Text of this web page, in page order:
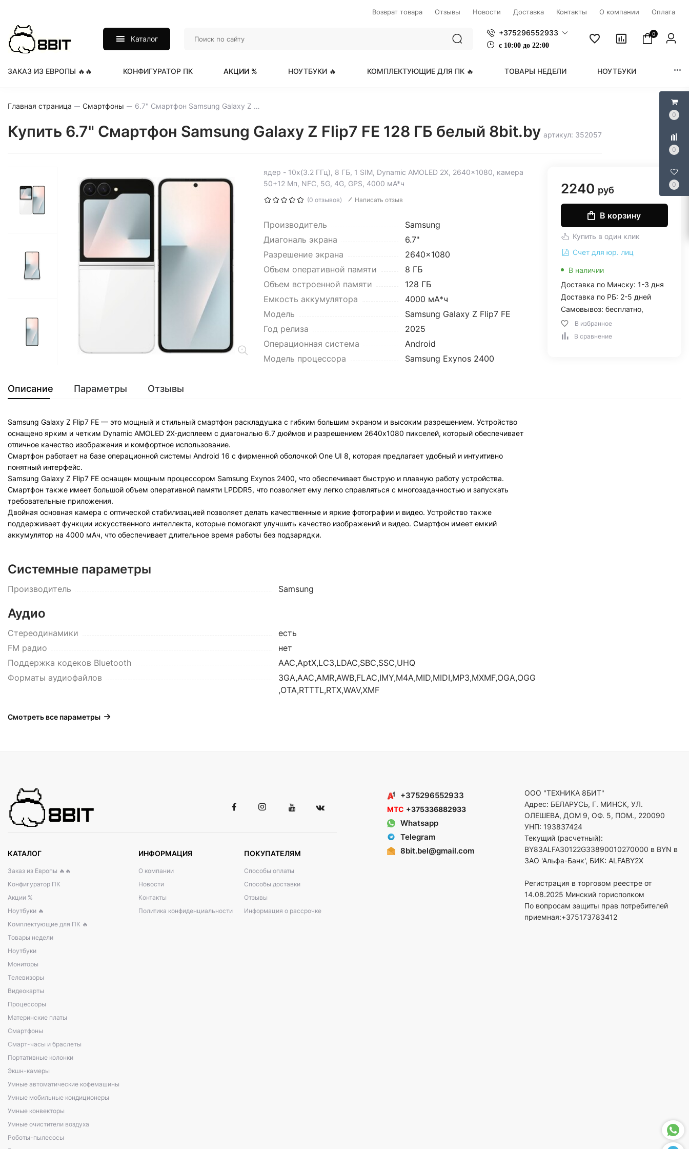
0
0
0
Возврат товара Отзывы Новости Доставка Контакты О компании Оплата
Каталог
+375296552933
с 1 0:00 до 22:00
0
ЗАКАЗ ИЗ ЕВРОПЫ 🔥🔥 КОНФИГУРАТОР ПК АКЦИИ % НОУТБУКИ 🔥 КОМПЛЕКТУЮЩИЕ ДЛЯ ПК 🔥 ТОВАРЫ НЕДЕЛИ НОУТБУКИ
Главная страница Смартфоны 6.7" Смартфон Samsung Galaxy Z Flip7 FE 128 ГБ белый
Купить 6.7" Смартфон Samsung Galaxy Z Flip7 FE 128 ГБ белый 8bit.by артикул: 352057
ядер - 10x(3.2 ГГц), 8 ГБ, 1 SIM, Dynamic AMOLED 2X, 2640x1080, камера
50+12 Мп, NFC, 5G, 4G, GPS, 4000 мА*ч
(0 отзывов) Написать отзыв
Производитель
Samsung
Диагональ экрана
6.7"
Разрешение экрана
2640x1080
Объем оперативной памяти
8 ГБ
Объем встроенной памяти
128 ГБ
Емкость аккумулятора
4000 мА*ч
Модель
Samsung Galaxy Z Flip7 FE
Год релиза
2025
Операционная система
Android
Модель процессора
Samsung Exynos 2400
2240 руб
В корзину
Купить в один клик
Счет для юр. лиц
В наличии
Доставка по Минску: 1-3 дня
Доставка по РБ: 2-5 дней
Самовывоз: бесплатно,
В избранное
В сравнение
Описание Параметры Отзывы
Samsung Galaxy Z Flip7 FE — это мощный и стильный смартфон раскладушка с гибким большим экраном и высоким разрешением. Устройство
оснащено ярким и четким Dynamic AMOLED 2X-дисплеем с диагональю 6.7 дюймов и разрешением 2640x1080 пикселей, который обеспечивает
отличное качество изображения и комфортное использование.
Смартфон работает на базе операционной системы Android 16 с фирменной оболочкой One UI 8, которая предлагает удобный и интуитивно
понятный интерфейс.
Samsung Galaxy Z Flip7 FE оснащен мощным процессором Samsung Exynos 2400, что обеспечивает быструю и плавную работу устройства.
Смартфон также имеет большой объем оперативной памяти LPDDR5, что позволяет ему легко справляться с многозадачностью и запускать
требовательные приложения.
Двойная основная камера с оптической стабилизацией позволяет делать качественные и яркие фотографии и видео. Устройство также
поддерживает функции искусственного интеллекта, которые помогают улучшить качество изображений и видео. Смартфон имеет емкий
аккумулятор на 4000 мАч, что обеспечивает длительное время работы без подзарядки.
Системные параметры
Производитель Samsung
Аудио
Стереодинамики
есть
FM радио
нет
Поддержка кодеков Bluetooth
AAC,AptX,LC3,LDAC,SBC,SSC,UHQ
Форматы аудиофайлов
3GA,AAC,AMR,AWB,FLAC,IMY,M4A,MID,MIDI,MP3,MXMF,OGA,OGG
,OTA,RTTTL,RTX,WAV,XMF
Смотреть все параметры
КАТАЛОГ
Заказ из Европы 🔥🔥
Конфигуратор ПК
Акции %
Ноутбуки 🔥
Комплектующие для ПК 🔥
Товары недели
Ноутбуки
Мониторы
Телевизоры
Видеокарты
Процессоры
Материнские платы
Смартфоны
Смарт-часы и браслеты
Портативные колонки
Экшн-камеры
Умные автоматические кофемашины
Умные мобильные кондиционеры
Умные конвекторы
Умные очистители воздуха
Роботы-пылесосы
ИНФОРМАЦИЯ
О компании
Новости
Контакты
Политика конфиденциальности
ПОКУПАТЕЛЯМ
Способы оплаты
Способы доставки
Отзывы
Информация о рассрочке
+375296552933
МТС +375336882933
Whatsapp
Telegram
8bit.bel@gmail.com
ООО "ТЕХНИКА 8БИТ"
Адрес: БЕЛАРУСЬ, Г. МИНСК, УЛ.
ОЛЕШЕВА, ДОМ 9, ОФ. 5, ПОМ., 220090
УНП: 193837424
Текущий (расчетный):
BY83ALFA30122G33890010270000 в BYN в
ЗАО 'Альфа-Банк', БИК: ALFABY2X
Регистрация в торговом реестре от
14.08.2025 Минский горисполком
По вопросам защиты прав потребителей
приемная:+375173783412